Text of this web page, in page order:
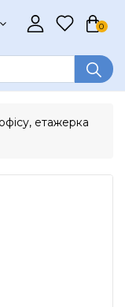
0
етажерка